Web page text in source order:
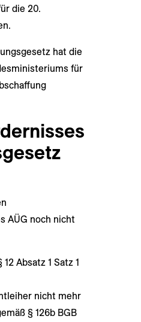
die 20.
hat die
für
AÜG noch nicht
Absatz 1 Satz 1
nicht mehr
§ 126b BGB